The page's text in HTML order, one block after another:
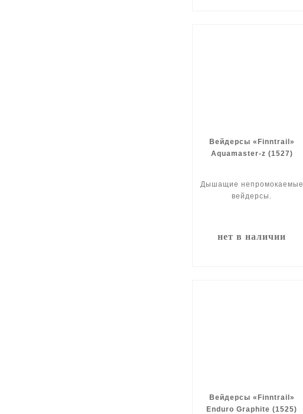
Вейдерсы «Finntrail»
Aquamaster-z (1527)
Дышащие непромокаемые
вейдерсы.
нет в наличии
Вейдерсы «Finntrail»
Enduro Graphite (1525)